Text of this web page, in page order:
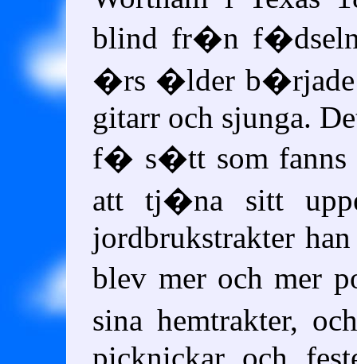
blind fr�n
�rs �lder b�rjade
gitarr och sjunga.
f� s�tt som
att tj�na sitt
jordbrukstrakter
blev mer och mer
sina hemtrakter,